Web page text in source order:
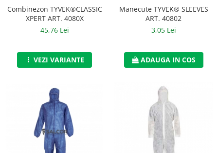
Accesorii alpinism utilitar
Centuri
Opritoare de cadere
Puncte de ancorare
Sisteme de acces in canale
Combinezon TYVEK®CLASSIC
XPERT ART. 4080X
45,76 Lei
VEZI VARIANTE
Manecute TYVEK® SLEEVES
ART. 40802
3,05 Lei
ADAUGA IN COS